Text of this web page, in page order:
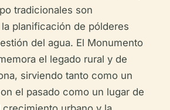
tradicionales son
planificación de pólderes
del agua. El Monumento
el legado rural y de
sirviendo tanto como un
el pasado como un lugar de